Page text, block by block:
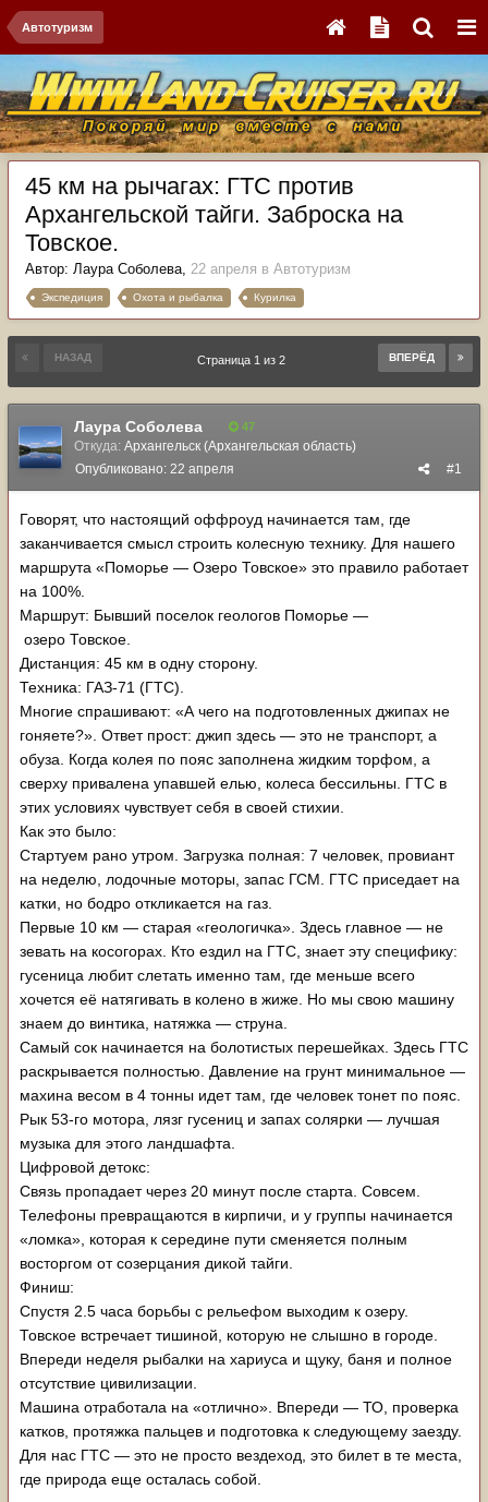
Автотуризм
45 км на рычагах: ГТС против
Архангельской тайги. Заброска на
Товское.
Автор: Лаура Соболева, 22 апреля в Автотуризм
Экспедиция Охота и рыбалка Курилка
НАЗАД ВПЕРЁД
Страница 1 из 2
Лаура Соболева 47
Откуда: Архангельск (Архангельская область)
#1
Опубликовано: 22 апреля
Говорят, что настоящий оффроуд начинается там, где
заканчивается смысл строить колесную технику. Для нашего
маршрута «Поморье — Озеро Товское» это правило работает
на 100%.
Маршрут: Бывший поселок геологов Поморье —
озеро Товское.
Дистанция: 45 км в одну сторону.
Техника: ГАЗ-71 (ГТС).
Многие спрашивают: «А чего на подготовленных джипах не
гоняете?». Ответ прост: джип здесь — это не транспорт, а
обуза. Когда колея по пояс заполнена жидким торфом, а
сверху привалена упавшей елью, колеса бессильны. ГТС в
этих условиях чувствует себя в своей стихии.
Как это было:
Стартуем рано утром. Загрузка полная: 7 человек, провиант
на неделю, лодочные моторы, запас ГСМ. ГТС приседает на
катки, но бодро откликается на газ.
Первые 10 км — старая «геологичка». Здесь главное — не
зевать на косогорах. Кто ездил на ГТС, знает эту специфику:
гусеница любит слетать именно там, где меньше всего
хочется её натягивать в колено в жиже. Но мы свою машину
знаем до винтика, натяжка — струна.
Самый сок начинается на болотистых перешейках. Здесь ГТС
раскрывается полностью. Давление на грунт минимальное —
махина весом в 4 тонны идет там, где человек тонет по пояс.
Рык 53-го мотора, лязг гусениц и запах солярки — лучшая
музыка для этого ландшафта.
Цифровой детокс:
Связь пропадает через 20 минут после старта. Совсем.
Телефоны превращаются в кирпичи, и у группы начинается
«ломка», которая к середине пути сменяется полным
восторгом от созерцания дикой тайги.
Финиш:
Спустя 2.5 часа борьбы с рельефом выходим к озеру.
Товское встречает тишиной, которую не слышно в городе.
Впереди неделя рыбалки на хариуса и щуку, баня и полное
отсутствие цивилизации.
Машина отработала на «отлично». Впереди — ТО, проверка
катков, протяжка пальцев и подготовка к следующему заезду.
Для нас ГТС — это не просто вездеход, это билет в те места,
где природа еще осталась собой.